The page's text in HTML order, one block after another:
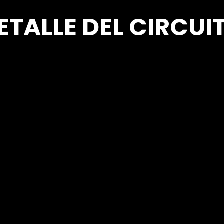
DEL